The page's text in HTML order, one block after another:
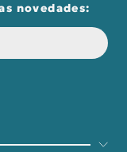
novedades: